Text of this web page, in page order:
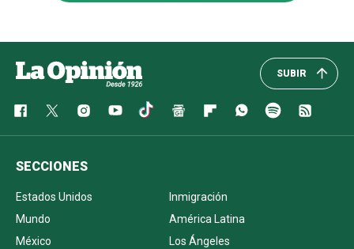
SUBIR
SECCIONES
Estados Unidos
Inmigración
Mundo
América Latina
México
Los Ángeles